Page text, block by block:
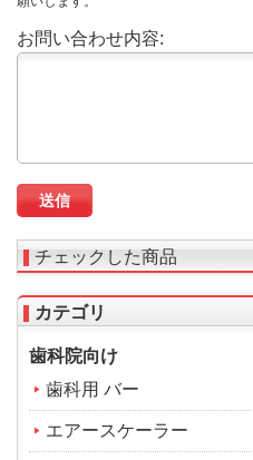
お問い合わせ内容:
チェックした商品
カテゴリ
歯科院向け
歯科用 バー
エアースケーラー